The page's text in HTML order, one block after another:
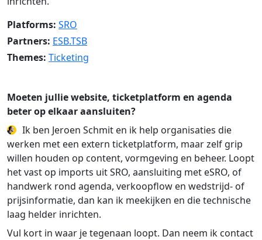
Platforms: SRO
Partners: ESB.TSB
Themes: Ticketing
Moeten jullie website, ticketplatform en agenda
beter op elkaar aansluiten?
Ik ben Jeroen Schmit en ik help organisaties die
werken met een extern ticketplatform, maar zelf grip
willen houden op content, vormgeving en beheer. Loopt
het vast op imports uit SRO, aansluiting met eSRO, of
handwerk rond agenda, verkoopflow en wedstrijd- of
prijsinformatie, dan kan ik meekijken en die technische
laag helder inrichten.
Vul kort in waar je tegenaan loopt. Dan neem ik contact